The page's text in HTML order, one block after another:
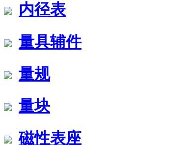
内径表
量具辅件
量规
量块
磁性表座